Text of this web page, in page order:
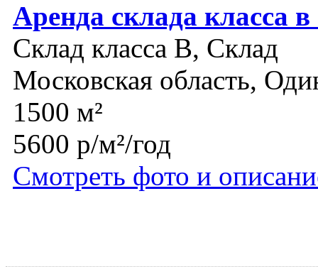
Аренда склада класса
Склад класса B, Склад
Московская область,
1500 м²
5600 р/м²/год
Смотреть фото и